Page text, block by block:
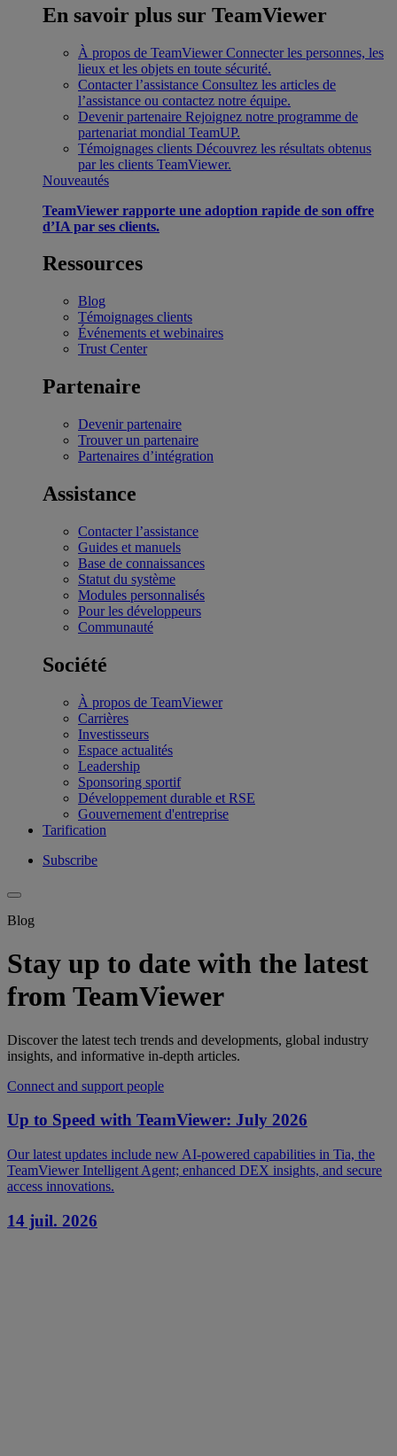
En savoir plus sur TeamViewer
À propos de TeamViewer Connecter les personnes, les
lieux et les objets en toute sécurité.
Contacter l’assistance Consultez les articles de
l’assistance ou contactez notre équipe.
Devenir partenaire Rejoignez notre programme de
partenariat mondial TeamUP.
Témoignages clients Découvrez les résultats obtenus
par les clients TeamViewer.
Nouveautés
TeamViewer rapporte une adoption rapide de son offre
d’IA par ses clients.
Ressources
Blog
Témoignages clients
Événements et webinaires
Trust Center
Partenaire
Devenir partenaire
Trouver un partenaire
Partenaires d’intégration
Assistance
Contacter l’assistance
Guides et manuels
Base de connaissances
Statut du système
Modules personnalisés
Pour les développeurs
Communauté
Société
À propos de TeamViewer
Carrières
Investisseurs
Espace actualités
Leadership
Sponsoring sportif
Développement durable et RSE
Gouvernement d'entreprise
Tarification
Subscribe
Blog
Stay up to date with the latest
from TeamViewer
Discover the latest tech trends and developments, global industry
insights, and informative in-depth articles.
Connect and support people
Up to Speed with TeamViewer: July 2026
Our latest updates include new AI-powered capabilities in Tia, the
TeamViewer Intelligent Agent; enhanced DEX insights, and secure
access innovations.
14 juil. 2026